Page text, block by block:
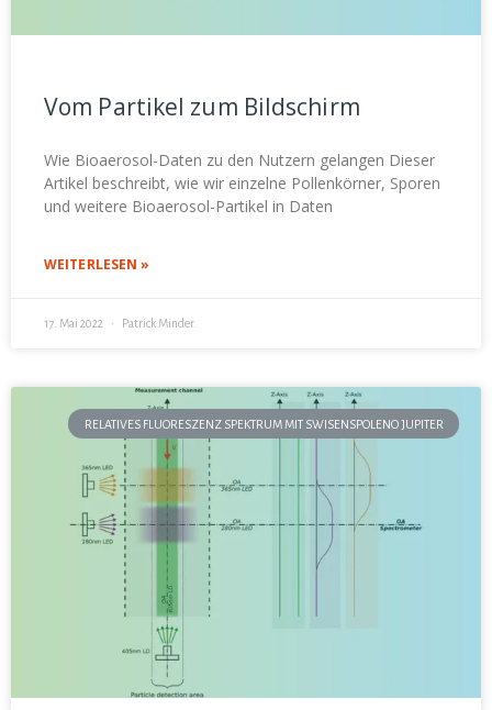
Vom Partikel zum Bildschirm
Wie Bioaerosol-Daten zu den Nutzern gelangen Dieser
Artikel beschreibt, wie wir einzelne Pollenkörner, Sporen
und weitere Bioaerosol-Partikel in Daten
WEITERLESEN »
17. Mai 2022 Patrick Minder.
RELATIVES FLUORESZENZ SPEKTRUM MIT SWISENSPOLENO JUPITER